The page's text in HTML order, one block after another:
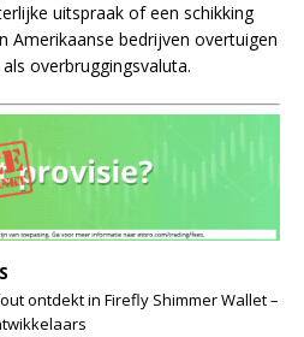
uitspraak of een schikking
Amerikaanse bedrijven overtuigen
overbruggingsvaluta.
ontdekt in Firefly Shimmer Wallet –